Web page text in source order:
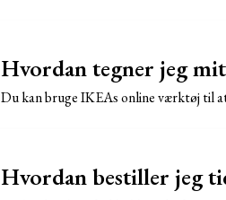
Hvordan tegner jeg
Du kan bruge IKEAs online værktøj til
Hvordan bestiller jeg